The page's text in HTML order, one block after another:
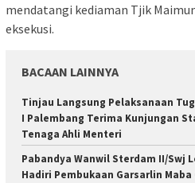
mendatangi kediaman Tjik
eksekusi.
BACAAN LAINNYA
Tinjau Langsung Pelaksanaan
I Palembang Terima Kunjungan
Tenaga Ahli Menteri
Pabandya Wanwil Sterdam II/Swj
Hadiri Pembukaan Garsarlin